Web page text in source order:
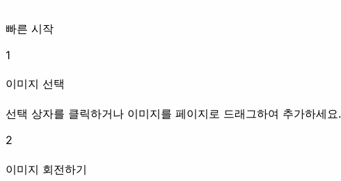
빠른 시작
1
이미지 선택
선택 상자를 클릭하거나 이미지를 페이지로 드래그하여 추가하세요.
2
이미지 회전하기